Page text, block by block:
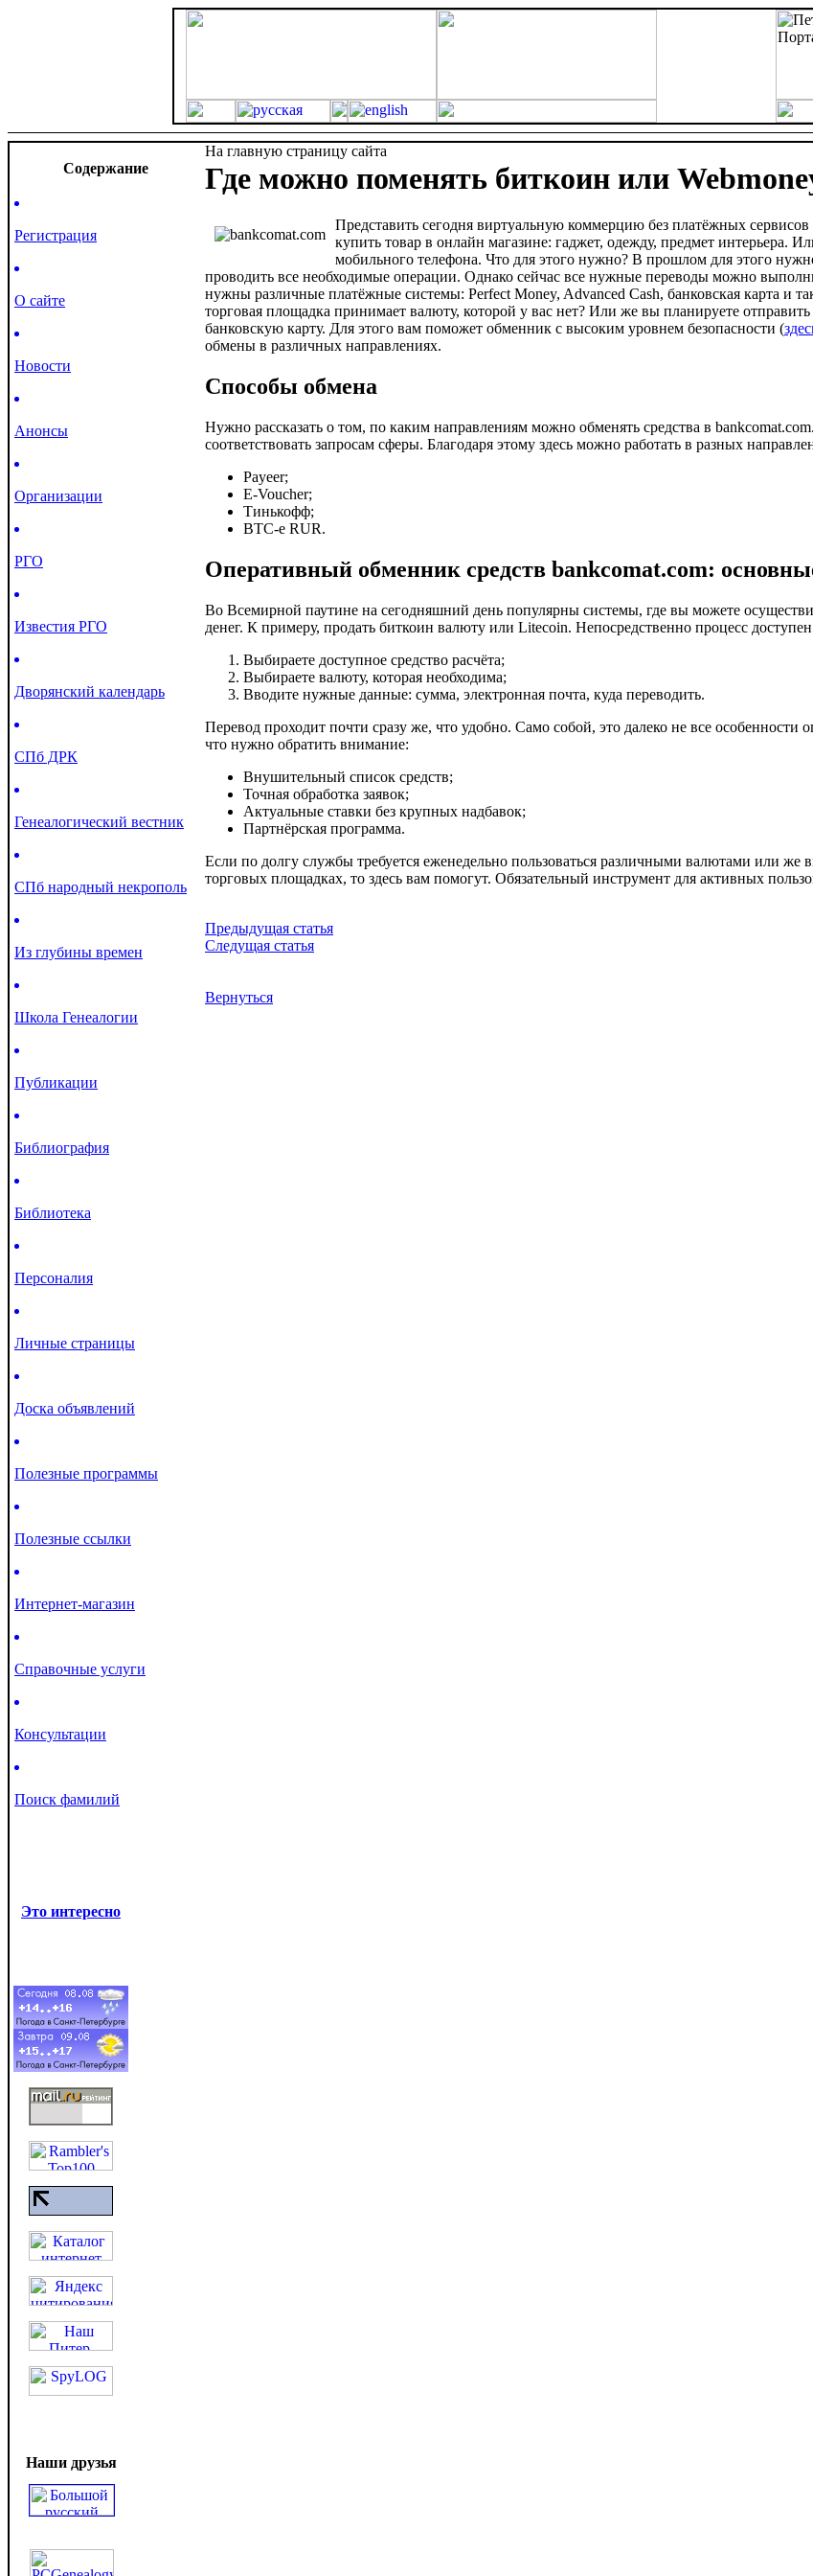
Cодержание
Регистрация
О сайте
Новости
Анонсы
Организации
РГО
Известия РГО
Дворянский календарь
СПб ДРК
Генеалогический вестник
СПб народный некрополь
Из глубины времен
Школа Генеалогии
Публикации
Библиография
Библиотека
Персоналия
Личные страницы
Доска объявлений
Полезные программы
Полезные ссылки
Интернет-магазин
Справочные услуги
Консультации
Поиск фамилий
Это интересно
Наши друзья
На главную страницу сайта
Где можно поменять биткоин или
Представить сегодня виртуальную коммерцию без платёжных
купить товар в онлайн магазине: гаджет, одежду, предмет интерьера.
мобильного телефона. Что для этого нужно? В прошлом для этого
проводить все необходимые операции. Однако сейчас все нужные переводы можно
нужны различные платёжные системы: Perfect Money, Advanced Cash, банковская карта и
торговая площадка принимает валюту, которой у вас нет? Или же вы планируете отправить
банковскую карту. Для этого вам поможет обменник с высоким уровнем безопасности (
обмены в различных направлениях.
Способы обмена
Нужно рассказать о том, по каким направлениям можно обменять средства в
соответствовать запросам сферы. Благодаря этому здесь можно работать в разных
Payeer;
E-Voucher;
Тинькофф;
BTC-e RUR.
Оперативный обменник средств bankcomat.com:
Во Всемирной паутине на сегодняшний день популярны системы, где вы можете
денег. К примеру, продать биткоин валюту или Litecoin. Непосредственно процесс
Выбираете доступное средство расчёта;
Выбираете валюту, которая необходима;
Вводите нужные данные: сумма, электронная почта, куда переводить.
Перевод проходит почти сразу же, что удобно. Само собой, это далеко не все особенности
что нужно обратить внимание:
Внушительный список средств;
Точная обработка заявок;
Актуальные ставки без крупных надбавок;
Партнёрская программа.
Если по долгу службы требуется еженедельно пользоваться различными валютами или же
торговых площадках, то здесь вам помогут. Обязательный инструмент для активных
Предыдущая статья
Следущая статья
Вернуться